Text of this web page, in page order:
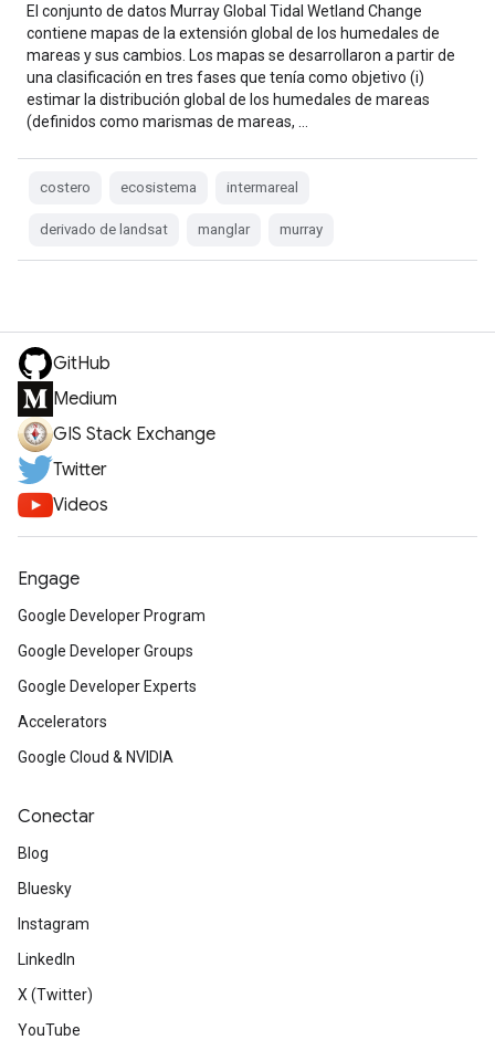
El conjunto de datos Murray Global Tidal Wetland Change
contiene mapas de la extensión global de los humedales de
mareas y sus cambios. Los mapas se desarrollaron a partir de
una clasificación en tres fases que tenía como objetivo (i)
estimar la distribución global de los humedales de mareas
(definidos como marismas de mareas, …
costero ecosistema intermareal
derivado de landsat manglar murray
GitHub
Medium
GIS Stack Exchange
Twitter
Videos
Engage
Google Developer Program
Google Developer Groups
Google Developer Experts
Accelerators
Google Cloud & NVIDIA
Conectar
Blog
Bluesky
Instagram
LinkedIn
X (Twitter)
YouTube